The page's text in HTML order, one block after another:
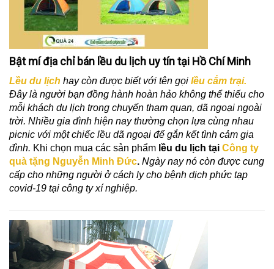
Bật mí địa chỉ bán lều du lịch uy tín tại Hồ Chí Minh
Lều du lịch hay còn được biết với tên gọi lều cắm trại.
Đây là người bạn đồng hành hoàn hảo không thể thiếu cho
mỗi khách du lịch trong chuyến tham quan, dã ngoại ngoài
trời. Nhiều gia đình hiện nay thường chọn lựa cùng nhau
picnic với một chiếc lều dã ngoại để gắn kết tình cảm gia
đình. Khi chọn mua các sản phẩm lều du lịch tại Công ty
quà tặng Nguyễn Minh Đức. Ngày nay nó còn được cung
cấp cho những người ở cách ly cho bệnh dịch phức tạp
covid-19 tại công ty xí nghiệp.